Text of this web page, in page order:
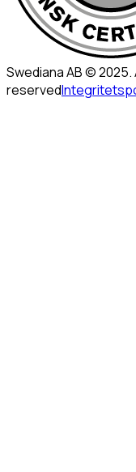
Swediana AB © 2025.
reserved